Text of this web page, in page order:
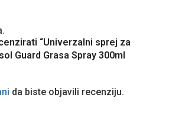
“Univerzalni sprej za
Guard Grasa Spray 300ml
da biste objavili recenziju.